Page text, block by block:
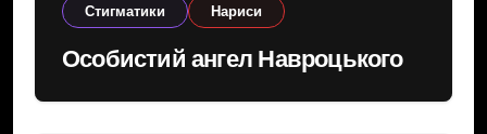
Cтигматики Нариси
Особистий ангел Навроцького